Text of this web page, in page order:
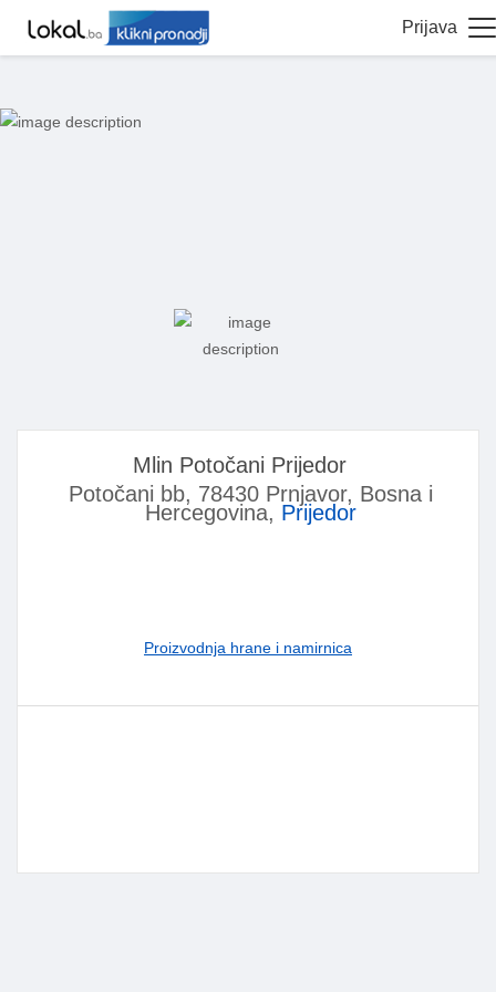
Prijava
Mlin Potočani Prijedor
Potočani bb, 78430 Prnjavor, Bosna i
Hercegovina, Prijedor
Proizvodnja hrane i namirnica